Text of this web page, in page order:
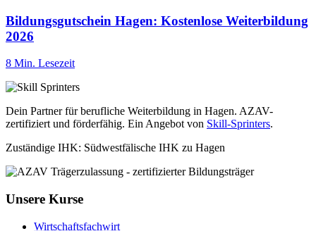
Bildungsgutschein Hagen: Kostenlose Weiterbildung
2026
8 Min. Lesezeit
Dein Partner für berufliche Weiterbildung in Hagen. AZAV-
zertifiziert und förderfähig. Ein Angebot von Skill-Sprinters.
Zuständige IHK: Südwestfälische IHK zu Hagen
Unsere Kurse
Wirtschaftsfachwirt